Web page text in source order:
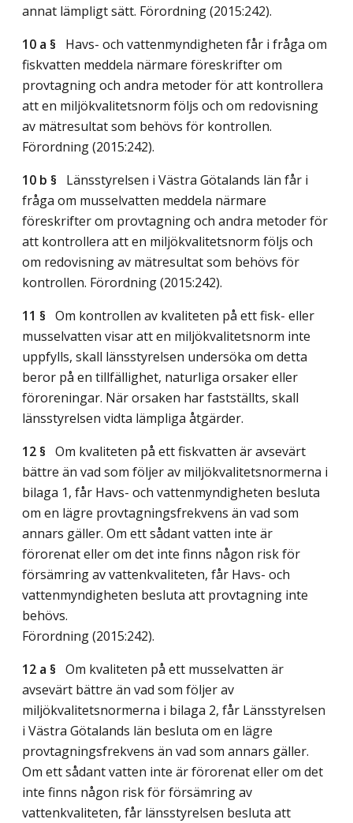
annat lämpligt sätt. Förordning (2015:242).
10 a § Havs- och vattenmyndigheten får i fråga om
fiskvatten meddela närmare föreskrifter om
provtagning och andra metoder för att kontrollera
att en miljökvalitetsnorm följs och om redovisning
av mätresultat som behövs för kontrollen.
Förordning (2015:242).
10 b § Länsstyrelsen i Västra Götalands län får i
fråga om musselvatten meddela närmare
föreskrifter om provtagning och andra metoder för
att kontrollera att en miljökvalitetsnorm följs och
om redovisning av mätresultat som behövs för
kontrollen. Förordning (2015:242).
11 § Om kontrollen av kvaliteten på ett fisk- eller
musselvatten visar att en miljökvalitetsnorm inte
uppfylls, skall länsstyrelsen undersöka om detta
beror på en tillfällighet, naturliga orsaker eller
föroreningar. När orsaken har fastställts, skall
länsstyrelsen vidta lämpliga åtgärder.
12 § Om kvaliteten på ett fiskvatten är avsevärt
bättre än vad som följer av miljökvalitetsnormerna i
bilaga 1, får Havs- och vattenmyndigheten besluta
om en lägre provtagningsfrekvens än vad som
annars gäller. Om ett sådant vatten inte är
förorenat eller om det inte finns någon risk för
försämring av vattenkvaliteten, får Havs- och
vattenmyndigheten besluta att provtagning inte
behövs.
Förordning (2015:242).
12 a § Om kvaliteten på ett musselvatten är
avsevärt bättre än vad som följer av
miljökvalitetsnormerna i bilaga 2, får Länsstyrelsen
i Västra Götalands län besluta om en lägre
provtagningsfrekvens än vad som annars gäller.
Om ett sådant vatten inte är förorenat eller om det
inte finns någon risk för försämring av
vattenkvaliteten, får länsstyrelsen besluta att